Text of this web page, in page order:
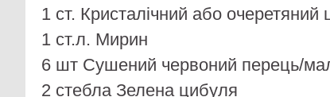
1 ст. Кристалічний або очеретяний
1 ст.л. Мирин
6 шт Сушений червоний перець/
2 стебла Зелена цибуля